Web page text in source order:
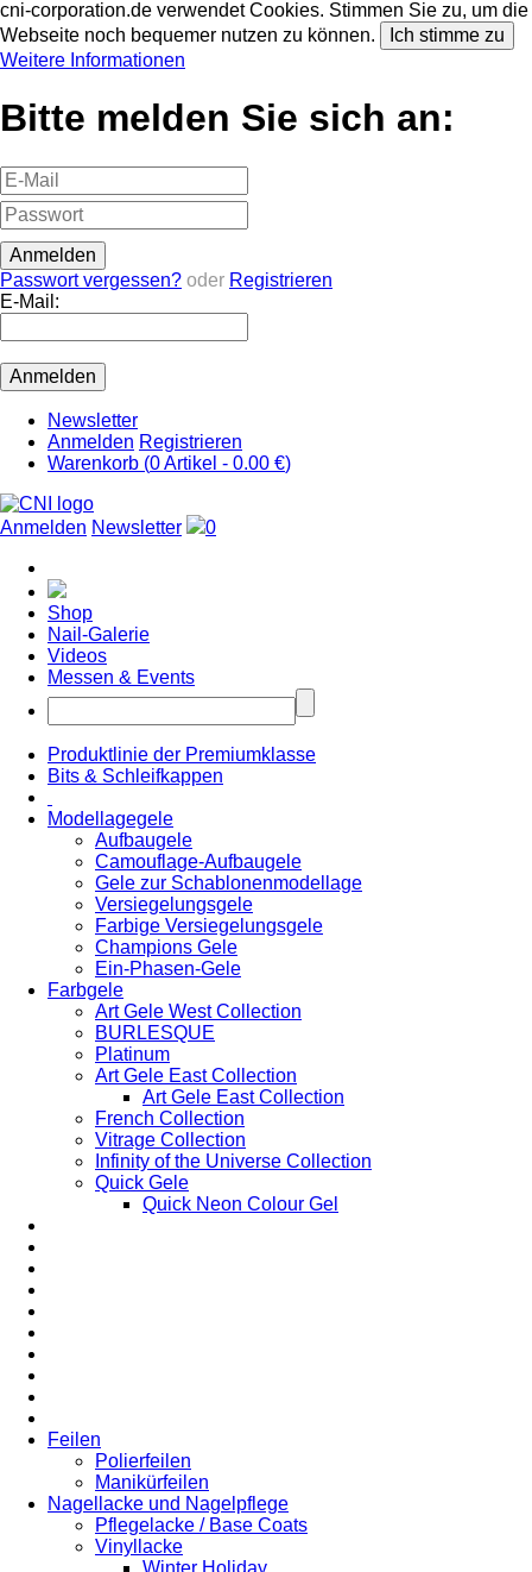
cni-corporation.de verwendet Cookies. Stimmen Sie zu, um die
Webseite noch bequemer nutzen zu können.
Ich stimme zu
Weitere Informationen
Bitte melden Sie sich an:
Passwort vergessen? oder Registrieren
E-Mail:
Newsletter
Anmelden Registrieren
Warenkorb (0Artikel - 0.00 €)
Anmelden Newsletter 0
Shop
Nail-Galerie
Videos
Messen & Events
Produktlinie der Premiumklasse
Bits & Schleifkappen
Modellagegele
Aufbaugele
Camouflage-Aufbaugele
Gele zur Schablonenmodellage
Versiegelungsgele
Farbige Versiegelungsgele
Champions Gele
Ein-Phasen-Gele
Farbgele
Art Gele West Collection
BURLESQUE
Platinum
Art Gele East Collection
Art Gele East Collection
French Collection
Vitrage Collection
Infinity of the Universe Collection
Quick Gele
Quick Neon Colour Gel
Feilen
Polierfeilen
Manikürfeilen
Nagellacke und Nagelpflege
Pflegelacke / Base Coats
Vinyllacke
Winter Holiday